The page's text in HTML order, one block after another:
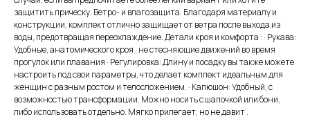
защитить прическу. Ветро- и влагозащита. Благодаря материалу и
конструкции, комплект отлично защищает от ветра после выхода из
воды, предотвращая переохлаждение. Детали кроя и комфорта : · Рукава:
Удобные, анатомического кроя , не стесняющие движений во время
прогулок или плавания · Регулировка: Длину и посадку вы также можете
настроить под свои параметры, что делает комплект идеальным для
женщин с разным ростом и телосложением. · Капюшон: Удобный, с
возможностью трансформации. Можно носить с шапочкой или бони,
либо использовать отдельно. Мягко прилегает, но не давит .